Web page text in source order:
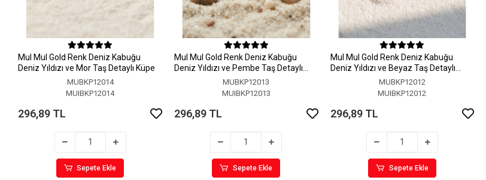
MuI MuI Gold Renk Deniz Kabuğu
Deniz Yıldızı ve Mor Taş Detaylı Küpe
MUBKP12014
MUIBKP12014
296,89 TL
Sepete Ekle
MuI MuI Gold Renk Deniz Kabuğu
Deniz Yıldızı ve Pembe Taş Detaylı
MUBKP12013
MUIBKP12013
296,89 TL
Sepete Ekle
MuI MuI Gold Renk Deniz Kabuğu
Deniz Yıldızı ve Beyaz Taş Detaylı
MUBKP12012
MUIBKP12012
296,89 TL
Sepete Ekle